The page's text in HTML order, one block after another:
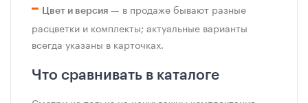
Цвет и версия — в продаже бывают разные
расцветки и комплекты; актуальные варианты
всегда указаны в карточках.
Что сравнивать в каталоге